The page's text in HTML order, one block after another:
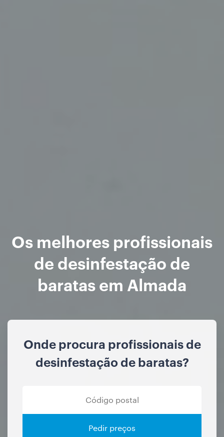
Os melhores profissionais
de desinfestação de
baratas em Almada
Onde procura profissionais de
desinfestação de baratas?
Pedir preços